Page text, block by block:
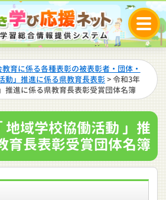
教育に係る各種表彰の被表彰者・団体・
動」推進に係る県教育長表彰> 令和3年
推進に係る県教育長表彰受賞団体名簿
地域学校協働活動 」推
育長表彰受賞団体名簿